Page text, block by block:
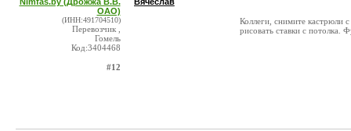
ОАО)
(ИНН:491704510)
Перевозчик ,
Гомель
Код:3404468
#12
Коллеги, снимите кастрюли
рисовать ставки с потолка.